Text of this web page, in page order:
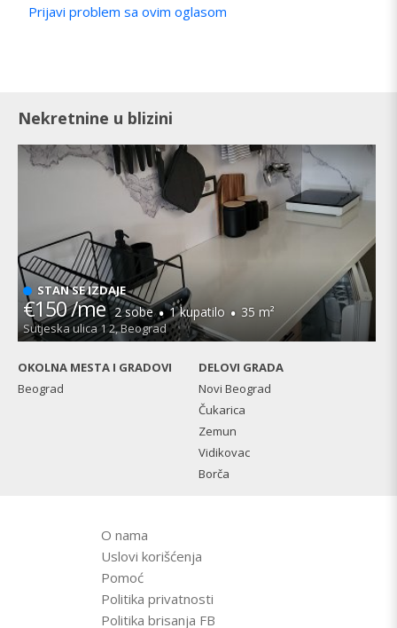
Prijavi problem sa ovim oglasom
Nekretnine u blizini
STAN SE IZDAJE
€150 /me 2 sobe · 1 kupatilo · 35 m²
Sutjeska ulica 1 2, Beograd
OKOLNA MESTA I GRADOVI
Beograd
DELOVI GRADA
Novi Beograd
Čukarica
Zemun
Vidikovac
Borča
O nama
Uslovi korišćenja
Pomoć
Politika privatnosti
Politika brisanja FB